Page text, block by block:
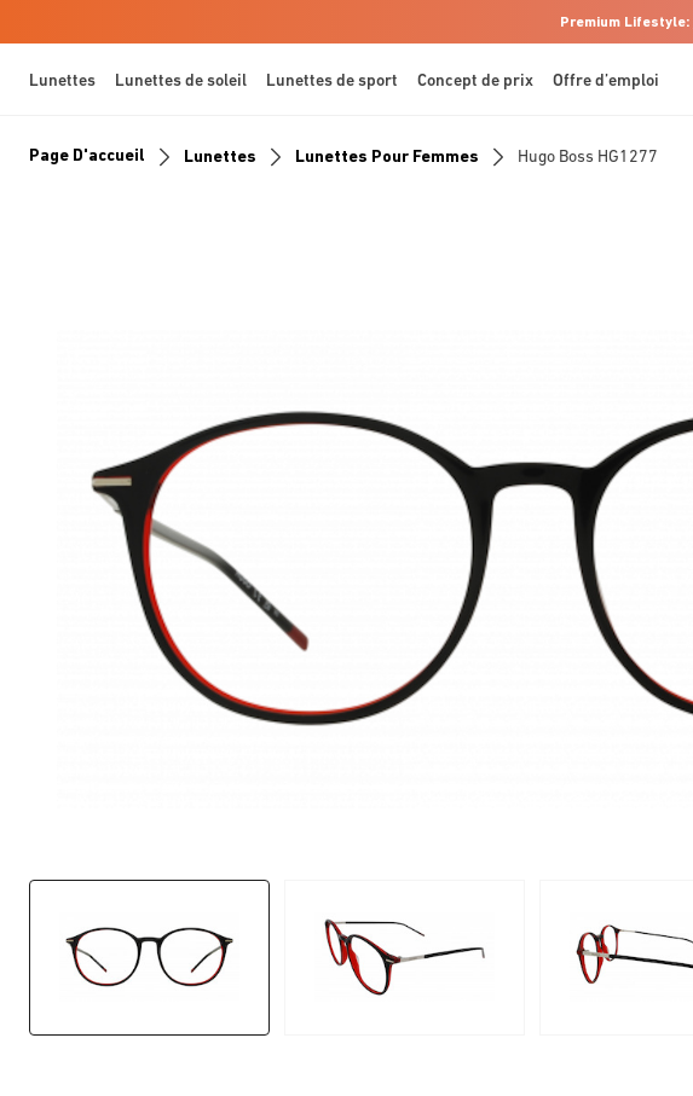
Premium Lifestyle:
Lunettes Lunettes de soleil Lunettes de sport Concept de prix Offre d’emploi
Page D'accueil Lunettes Lunettes Pour Femmes Hugo Boss HG1277